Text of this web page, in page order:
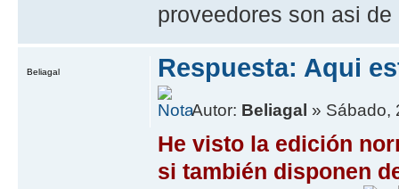
proveedores son asi
Respuesta: Aqui
Autor: Beliagal » Sábado,
He visto la edición
si también disponen
Beliagal